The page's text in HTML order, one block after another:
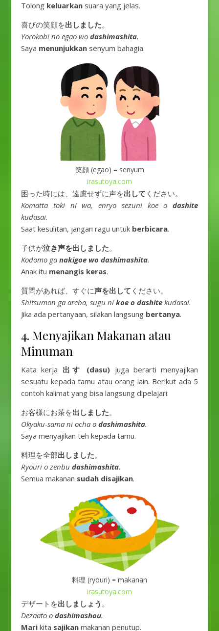
Tolong keluarkan suara yang jelas.
喜びの笑顔を出しました。
Yorokobi no egao wo dashimashita.
Saya menunjukkan senyum bahagia.
笑顔 (egao) = senyum
irasutoya.com
困った時には、遠慮せずに声を出して ください。
Komatta toki ni wa, enryo sezuni koe o dashite
kudasai.
Saat kesulitan, jangan ragu untuk berbicara.
子供が泣き声を出しました。
Kodomo ga nakigoe wo dashimashita.
Anak itu menangis keras.
質問があれば、すぐに声を出して ください。
Shitsumon ga areba, sugu ni koe o dashite kudasai.
Jika ada pertanyaan, silakan langsung bertanya.
4. Menyajikan Makanan atau
Minuman
Kata kerja 出す (dasu) juga berarti menyajikan
sesuatu kepada tamu atau orang lain. Berikut ada 5
contoh kalimat yang bisa langsung dipelajari:
お客様にお茶を出しました。
Okyaku-sama ni ocha o dashimashita.
Saya menyajikan teh kepada tamu.
料理を全部出しました。
Ryouri o zenbu dashimashita.
Semua makanan sudah disajikan.
料理 (ryouri) = makanan
irasutoya.com
デザートを出しましょう 。
Dezaato o dashimashou.
Mari kita sajikan makanan penutup.